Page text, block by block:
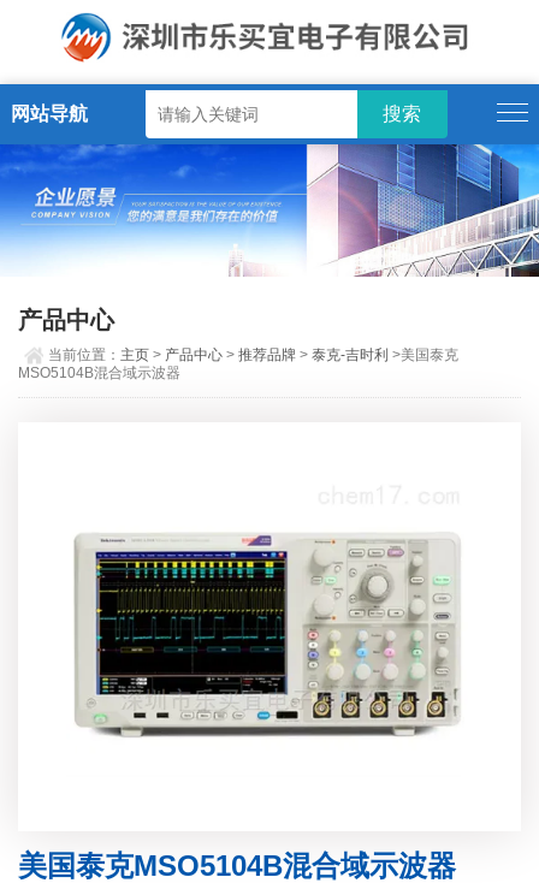
网站导航
产品中心
当前位置： 主页 > 产品中心 >推荐品牌 >泰克-吉时利 >美国泰克
MSO5104B混合域示波器
美国泰克MSO5104B混合域示波器